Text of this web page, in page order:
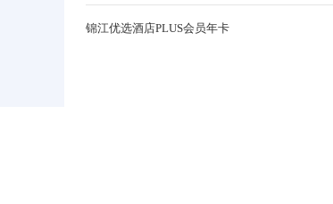
锦江优选酒店PLUS会员年卡